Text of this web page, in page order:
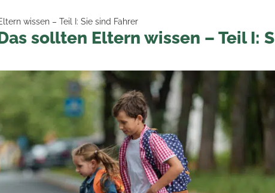
wissen – Teil I: Sie sind Fahrer
sollten Eltern wissen – Teil I: